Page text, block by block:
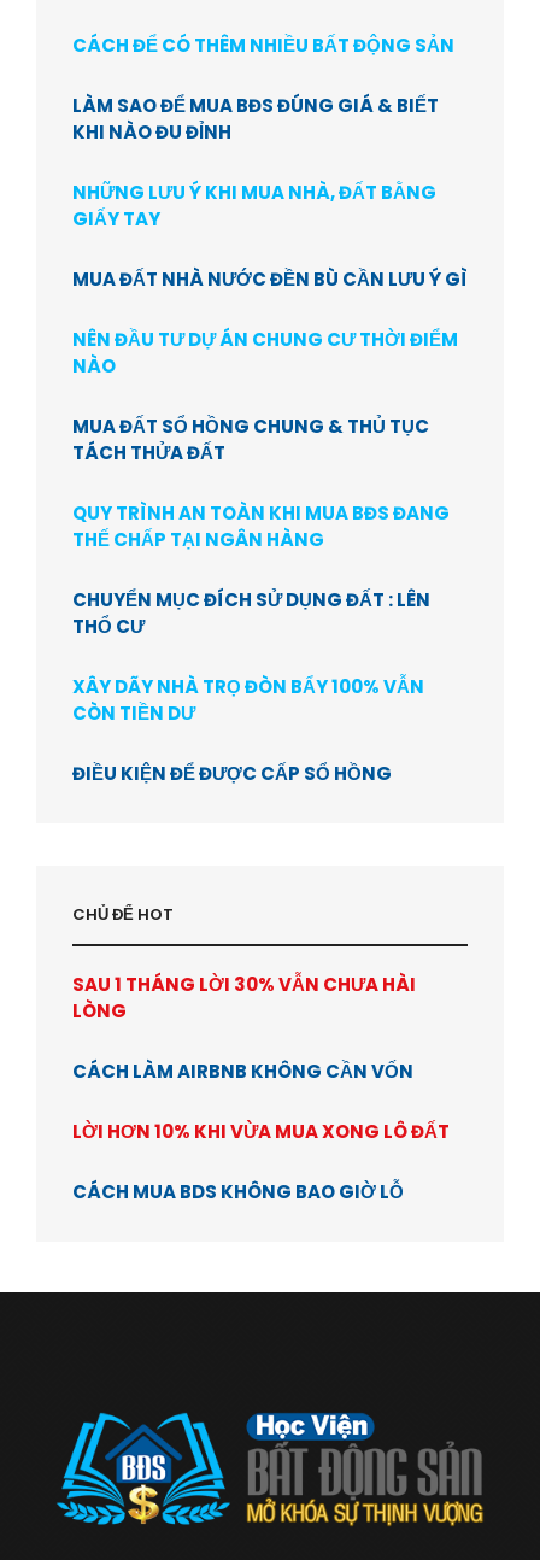
CÁCH ĐỂ CÓ THÊM NHIỀU BẤT ĐỘNG SẢN
LÀM SAO ĐỂ MUA BĐS ĐÚNG GIÁ & BIẾT
KHI NÀO ĐU ĐỈNH
NHỮNG LƯU Ý KHI MUA NHÀ, ĐẤT BẰNG
GIẤY TAY
MUA ĐẤT NHÀ NƯỚC ĐỀN BÙ CẦN LƯU Ý GÌ
NÊN ĐẦU TƯ DỰ ÁN CHUNG CƯ THỜI ĐIỂM
NÀO
MUA ĐẤT SỔ HỒNG CHUNG & THỦ TỤC
TÁCH THỬA ĐẤT
QUY TRÌNH AN TOÀN KHI MUA BĐS ĐANG
THẾ CHẤP TẠI NGÂN HÀNG
CHUYỂN MỤC ĐÍCH SỬ DỤNG ĐẤT : LÊN
THỔ CƯ
XÂY DÃY NHÀ TRỌ ĐÒN BẨY 100% VẪN
CÒN TIỀN DƯ
ĐIỀU KIỆN ĐỂ ĐƯỢC CẤP SỔ HỒNG
CHỦ ĐỂ HOT
SAU 1 THÁNG LỜI 30% VẪN CHƯA HÀI
LÒNG
CÁCH LÀM AIRBNB KHÔNG CẦN VỐN
LỜI HƠN 10% KHI VỪA MUA XONG LÔ ĐẤT
CÁCH MUA BDS KHÔNG BAO GIỜ LỖ